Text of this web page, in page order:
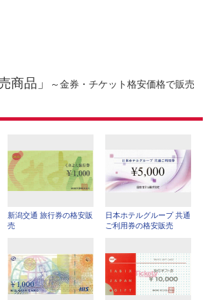
商品」
～金券・チケット格安価格で販売
新潟交通 旅行券の格安販
売
日本ホテルグループ 共通
ご利用券の格安販売